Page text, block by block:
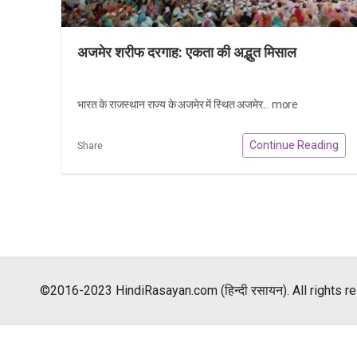
अजमेर शरीफ दरगाह: एकता की अद्भुत मिसाल
भारत के राजस्थान राज्य के अजमेर में स्थित अजमेर... more
Share Continue Reading
©2016-2023 HindiRasayan.com (हिन्दी रसायन). All rights